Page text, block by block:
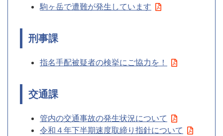
駒ヶ岳で遭難が発生しています
刑事課
指名手配被疑者の検挙にご協力を！
交通課
管内の交通事故の発生状況について
令和４年下半期速度取締り指針について